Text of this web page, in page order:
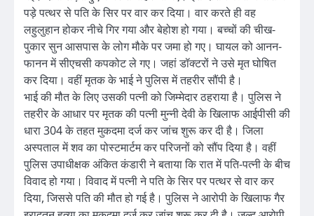
पड़े पत्थर से पति के सिर पर वार कर दिया। वार करते ही वह
लहुलुहान होकर नीचे गिर गया और बेहोश हो गया। बच्चों की चीख-
पुकार सुन आसपास के लोग मौके पर जमा हो गए। घायल को आनन-
फानन में सीएचसी कपकोट ले गए। जहां डॉक्टरों ने उसे मृत घोषित
कर दिया। वहीं मृतक के भाई ने पुलिस में तहरीर सौंपी है।
भाई की मौत के लिए उसकी पत्नी को जिम्मेदार ठहराया है। पुलिस ने
तहरीर के आधार पर मृतक की पत्नी मुन्नी देवी के खिलाफ आईपीसी की
धारा 304 के तहत मुकदमा दर्ज कर जांच शुरू कर दी है। जिला
अस्पताल में शव का पोस्टमार्टम कर परिजनों को सौंप दिया है। वहीं
पुलिस उपाधीक्षक अंकित कंडारी ने बताया कि रात में पति-पत्नी के बीच
विवाद हो गया। विवाद में पत्नी ने पति के सिर पर पत्थर से वार कर
दिया, जिससे पति की मौत हो गई है। पुलिस ने आरोपी के खिलाफ गैर